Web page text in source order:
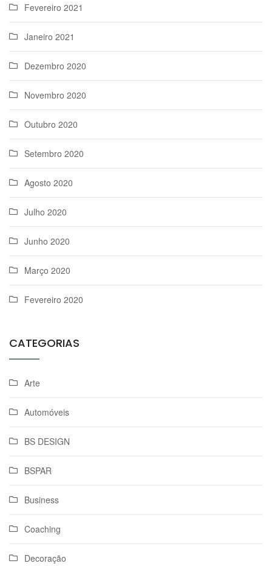
Fevereiro 2021
Janeiro 2021
Dezembro 2020
Novembro 2020
Outubro 2020
Setembro 2020
Agosto 2020
Julho 2020
Junho 2020
Março 2020
Fevereiro 2020
CATEGORIAS
Arte
Automóveis
BS DESIGN
BSPAR
Business
Coaching
Decoração